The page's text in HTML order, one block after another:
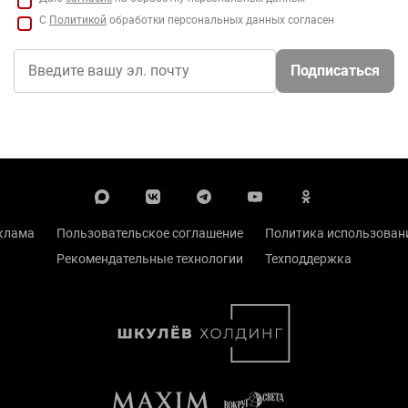
С Политикой обработки персональных данных согласен
Подписаться
Пользовательское соглашение
Политика
Рекомендательные технологии
Техподдержка